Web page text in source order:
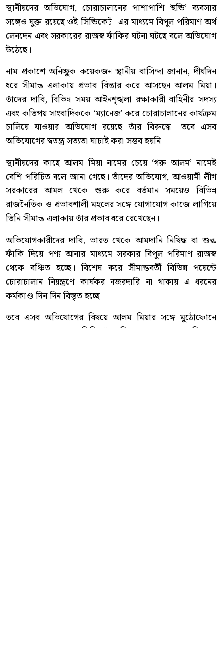
স্থানীয়দের অভিযোগ, চোরাচালানের পাশাপাশি ‘হুন্ডি’ ব্যবসার
সঙ্গেও যুক্ত রয়েছে ওই সিন্ডিকেট। এর মাধ্যমে বিপুল পরিমাণ অর্থ
লেনদেন এবং সরকারের রাজস্ব ফাঁকির ঘটনা ঘটছে বলে অভিযোগ
উঠেছে।
নাম প্রকাশে অনিচ্ছুক কয়েকজন স্থানীয় বাসিন্দা জানান, দীর্ঘদিন
ধরে সীমান্ত এলাকায় প্রভাব বিস্তার করে আসছেন আলম মিয়া।
তাঁদের দাবি, বিভিন্ন সময় আইনশৃঙ্খলা রক্ষাকারী বাহিনীর সদস্য
এবং কতিপয় সাংবাদিককে ‘ম্যানেজ’ করে চোরাচালানের কার্যক্রম
চালিয়ে যাওয়ার অভিযোগ রয়েছে তাঁর বিরুদ্ধে। তবে এসব
অভিযোগের স্বতন্ত্র সত্যতা যাচাই করা সম্ভব হয়নি।
স্থানীয়দের কাছে আলম মিয়া নামের চেয়ে ‘গরু আলম’ নামেই
বেশি পরিচিত বলে জানা গেছে। তাঁদের অভিযোগ, আওয়ামী লীগ
সরকারের আমল থেকে শুরু করে বর্তমান সময়েও বিভিন্ন
রাজনৈতিক ও প্রভাবশালী মহলের সঙ্গে যোগাযোগ কাজে লাগিয়ে
তিনি সীমান্ত এলাকায় তাঁর প্রভাব ধরে রেখেছেন।
অভিযোগকারীদের দাবি, ভারত থেকে আমদানি নিষিদ্ধ বা শুল্ক
ফাঁকি দিয়ে পণ্য আনার মাধ্যমে সরকার বিপুল পরিমাণ রাজস্ব
থেকে বঞ্চিত হচ্ছে। বিশেষ করে সীমান্তবর্তী বিভিন্ন পয়েন্টে
চোরাচালান নিয়ন্ত্রণে কার্যকর নজরদারি না থাকায় এ ধরনের
কর্মকাণ্ড দিন দিন বিস্তৃত হচ্ছে।
তবে এসব অভিযোগের বিষয়ে আলম মিয়ার সঙ্গে মুঠোফোনে
যোগাযোগ করা হলে তিনি তাঁর বিরুদ্ধে আনা সব অভিযোগ